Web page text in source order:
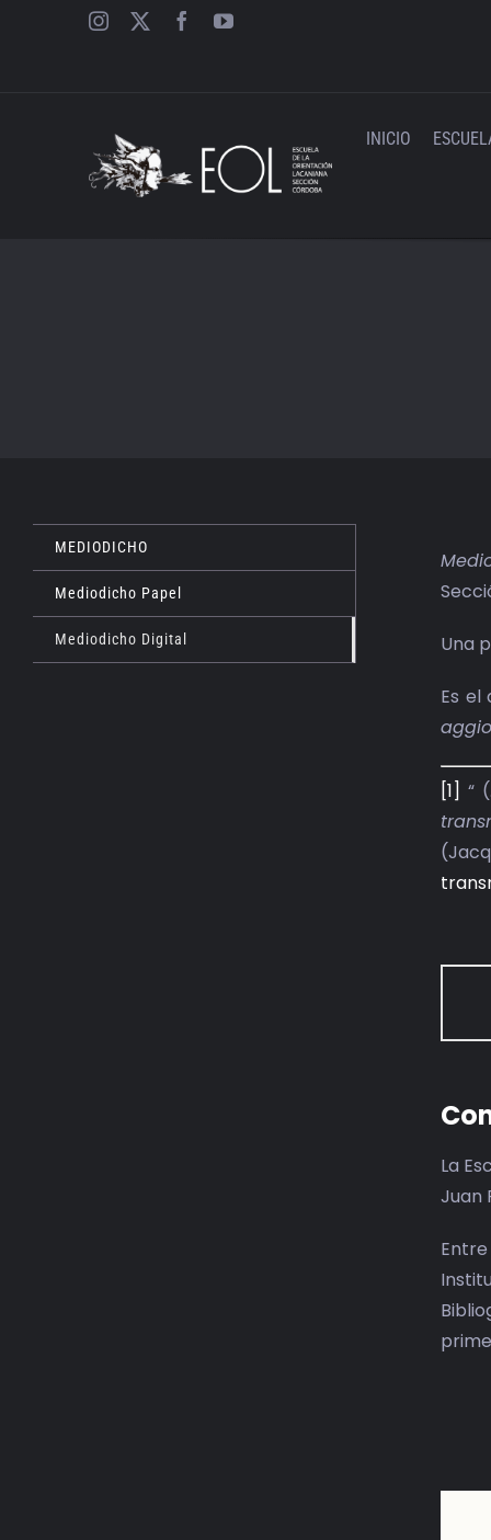
INICIO
Una
Es el
[1] “
La
Juan
MEDIODICHO
Mediodicho Papel
Mediodicho Digital